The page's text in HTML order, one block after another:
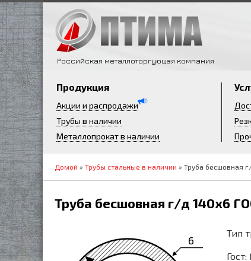
Российская металлоторгующая компания
Продукция
Акции и распродажи
Трубы в наличии
Металлопрокат в наличии
Домой » Трубы стальные в наличии » Труба бесшовная
Труба бесшовная г/д 140х6
6
Тип